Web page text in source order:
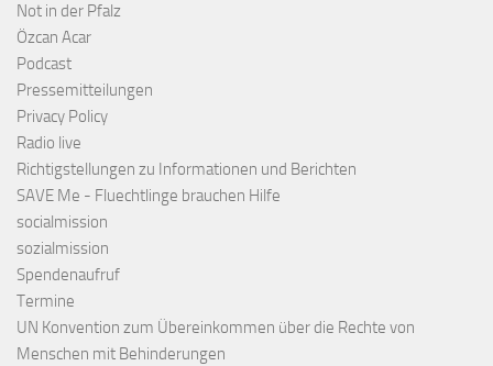
Not in der Pfalz
Özcan Acar
Podcast
Pressemitteilungen
Privacy Policy
Radio live
Richtigstellungen zu Informationen und Berichten
SAVE Me - Fluechtlinge brauchen Hilfe
socialmission
sozialmission
Spendenaufruf
Termine
UN Konvention zum Übereinkommen über die Rechte von
Menschen mit Behinderungen